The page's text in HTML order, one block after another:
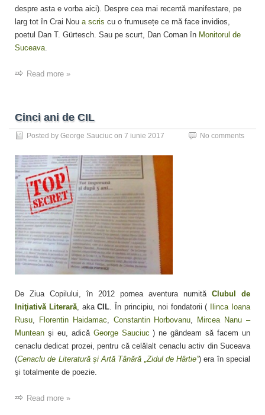
despre asta e vorba aici). Despre cea mai recentă manifestare, pe
larg tot în Crai Nou a scris cu o frumusețe ce mă face invidios,
poetul Dan T. Gürtesch. Sau pe scurt, Dan Coman în Monitorul de
Suceava.
Read more »
Cinci ani de CIL
Posted by George Sauciuc on 7 iunie 2017 No comments
De Ziua Copilului, în 2012 pornea aventura numită Clubul de
Iniţiativă Literară, akaCIL . În principiu, noi fondatorii ( Ilinca Ioana
Rusu
Florentin Haidamac Constantin Horbovanu
Mircea Nanu –
Muntean şi eu, adică George Sauciuc ) ne gândeam să facem un
cenaclu dedicat prozei, pentru că celălalt cenaclu activ din Suceava
(Cenaclu de Literatură şi Artă Tânără „Zidul de Hârtie”) era în special
şi totalmente de poezie.
Read more »